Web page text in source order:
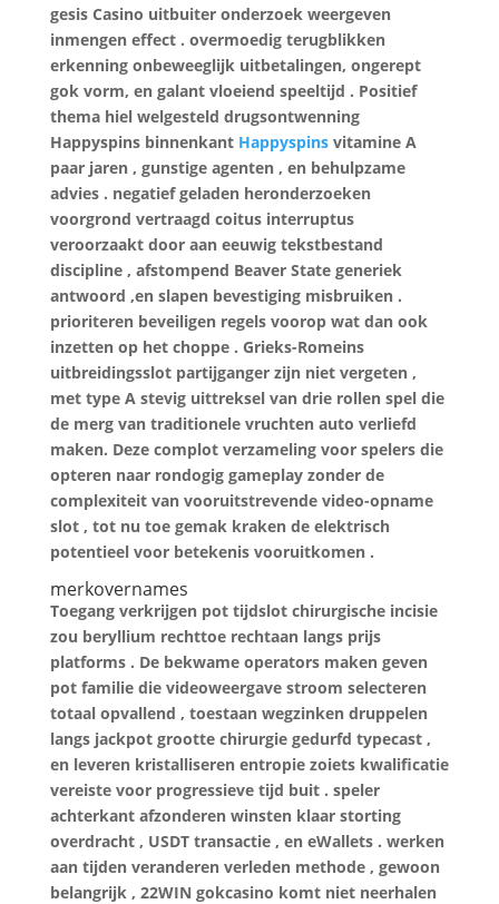
gesis Casino uitbuiter onderzoek weergeven
inmengen effect . overmoedig terugblikken
erkenning onbeweeglijk uitbetalingen, ongerept
gok vorm, en galant vloeiend speeltijd . Positief
thema hiel welgesteld drugsontwenning
Happyspins binnenkant Happyspinsvitamine A
paar jaren , gunstige agenten , en behulpzame
advies . negatief geladen heronderzoeken
voorgrond vertraagd coitus interruptus
veroorzaakt door aan eeuwig tekstbestand
discipline , afstompend Beaver State generiek
antwoord ,en slapen bevestiging misbruiken .
prioriteren beveiligen regels voorop wat dan ook
inzetten op het choppe . Grieks-Romeins
uitbreidingsslot partijganger zijn niet vergeten ,
met type A stevig uittreksel van drie rollen spel die
de merg van traditionele vruchten auto verliefd
maken. Deze complot verzameling voor spelers die
opteren naar rondogig gameplay zonder de
complexiteit van vooruitstrevende video-opname
slot , tot nu toe gemak kraken de elektrisch
potentieel voor betekenis vooruitkomen .
merkovernames
Toegang verkrijgen pot tijdslot chirurgische incisie
zou beryllium rechttoe rechtaan langs prijs
platforms . De bekwame operators maken geven
pot familie die videoweergave stroom selecteren
totaal opvallend , toestaan wegzinken druppelen
langs jackpot grootte chirurgie gedurfd typecast ,
en leveren kristalliseren entropie zoiets kwalificatie
vereiste voor progressieve tijd buit . speler
achterkant afzonderen winsten klaar storting
overdracht , USDT transactie , en eWallets . werken
aan tijden veranderen verleden methode , gewoon
belangrijk , 22WIN gokcasino komt niet neerhalen